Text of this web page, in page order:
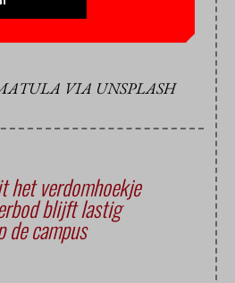
is er nu aandacht voor.”
VIA UNSPLASH
verdomhoekje
blijft lastig
de campus